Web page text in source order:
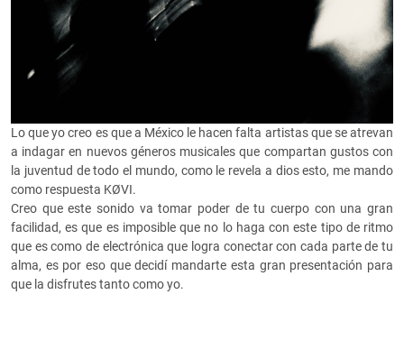
Lo que yo creo es que a México le hacen falta artistas que se atrevan
a indagar en nuevos géneros musicales que compartan gustos con
la juventud de todo el mundo, como le revela a dios esto, me mando
como respuesta KØVI.
Creo que este sonido va tomar poder de tu cuerpo con una gran
facilidad, es que es imposible que no lo haga con este tipo de ritmo
que es como de electrónica que logra conectar con cada parte de tu
alma, es por eso que decidí mandarte esta gran presentación para
que la disfrutes tanto como yo.